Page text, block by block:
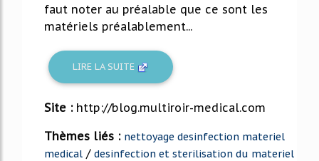
faut noter au préalable que ce sont les
matériels préalablement...
LIRE LA SUITE
Site : http://blog.multiroir-medical.com
Thèmes liés : nettoyage desinfection materiel
medical / desinfection et sterilisation du materiel